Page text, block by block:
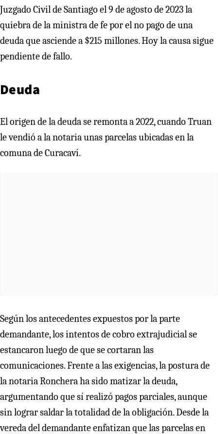
Juzgado Civil de Santiago el 9 de agosto de 2023 la
quiebra de la ministra de fe por el no pago de una
deuda que asciende a $215 millones. Hoy la causa sigue
pendiente de fallo.
Deuda
El origen de la deuda se remonta a 2022, cuando Truan
le vendió a la notaria unas parcelas ubicadas en la
comuna de Curacaví.
Según los antecedentes expuestos por la parte
demandante, los intentos de cobro extrajudicial se
estancaron luego de que se cortaran las
comunicaciones. Frente a las exigencias, la postura de
la notaria Ronchera ha sido matizar la deuda,
argumentando que sí realizó pagos parciales, aunque
sin lograr saldar la totalidad de la obligación. Desde la
vereda del demandante enfatizan que las parcelas en